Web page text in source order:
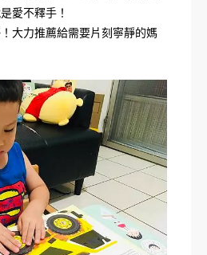
愛不釋手！
大力推薦給需要片刻寧靜的媽